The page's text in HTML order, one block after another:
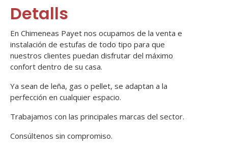
Detalls
En Chimeneas Payet nos ocupamos de la venta e
instalación de estufas de todo tipo para que
nuestros clientes puedan disfrutar del máximo
confort dentro de su casa.
Ya sean de leña, gas o pellet, se adaptan a la
perfección en cualquier espacio.
Trabajamos con las principales marcas del sector.
Consúltenos sin compromiso.